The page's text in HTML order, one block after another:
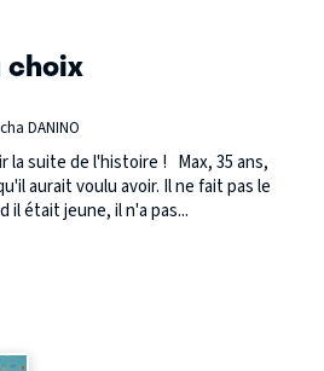
choix
DANINO
la suite de l'histoire ! Max, 35 ans,
aurait voulu avoir. Il ne fait pas le
il était jeune, il n'a pas...